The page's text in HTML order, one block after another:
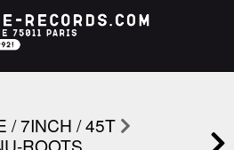
/ 7INCH / 45T
ROOTS